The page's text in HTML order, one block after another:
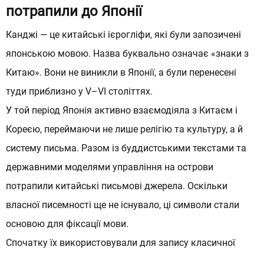
потрапили до Японії
Канджі — це китайські ієрогліфи, які були запозичені
японською мовою. Назва буквально означає «знаки з
Китаю». Вони не виникли в Японії, а були перенесені
туди приблизно у V–VI століттях.
У той період Японія активно взаємодіяла з Китаєм і
Кореєю, переймаючи не лише релігію та культуру, а й
систему письма. Разом із буддистськими текстами та
державними моделями управління на острови
потрапили китайські письмові джерела. Оскільки
власної писемності ще не існувало, ці символи стали
основою для фіксації мови.
Спочатку їх використовували для запису класичної